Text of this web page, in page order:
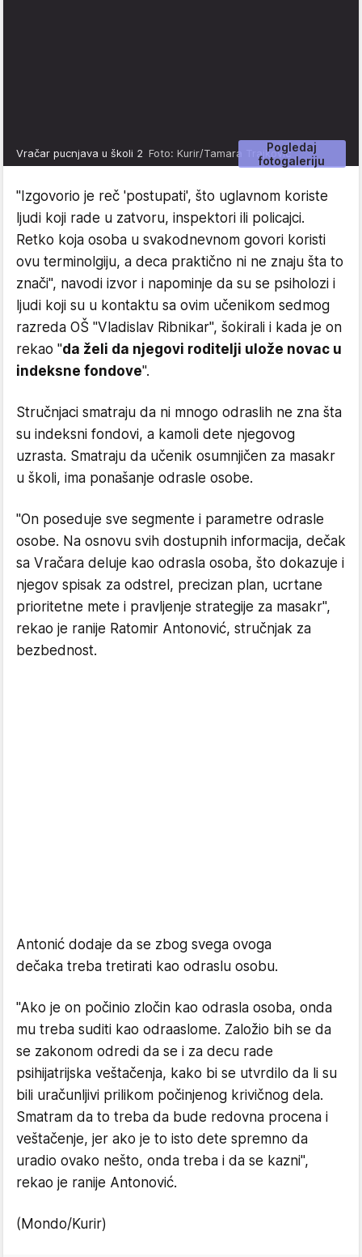
Pogledaj
fotogaleriju
Vračar pucnjava u školi 2 Foto: Kurir/Tamara Trajković
"Izgovorio je reč 'postupati', što uglavnom koriste
ljudi koji rade u zatvoru, inspektori ili policajci.
Retko koja osoba u svakodnevnom govori koristi
ovu terminolgiju, a deca praktično ni ne znaju šta to
znači", navodi izvor i napominje da su se psiholozi i
ljudi koji su u kontaktu sa ovim učenikom sedmog
razreda OŠ "Vladislav Ribnikar", šokirali i kada je on
rekao "da želi da njegovi roditelji ulože novac u
indeksne fondove".
Stručnjaci smatraju da ni mnogo odraslih ne zna šta
su indeksni fondovi, a kamoli dete njegovog
uzrasta. Smatraju da učenik osumnjičen za masakr
u školi, ima ponašanje odrasle osobe.
"On poseduje sve segmente i parametre odrasle
osobe. Na osnovu svih dostupnih informacija, dečak
sa Vračara deluje kao odrasla osoba, što dokazuje i
njegov spisak za odstrel, precizan plan, ucrtane
prioritetne mete i pravljenje strategije za masakr",
rekao je ranije Ratomir Antonović, stručnjak za
bezbednost.
Antonić dodaje da se zbog svega ovoga
dečaka treba tretirati kao odraslu osobu.
"Ako je on počinio zločin kao odrasla osoba, onda
mu treba suditi kao odraaslome. Založio bih se da
se zakonom odredi da se i za decu rade
psihijatrijska veštačenja, kako bi se utvrdilo da li su
bili uračunljivi prilikom počinjenog krivičnog dela.
Smatram da to treba da bude redovna procena i
veštačenje, jer ako je to isto dete spremno da
uradio ovako nešto, onda treba i da se kazni",
rekao je ranije Antonović.
(Mondo/Kurir)